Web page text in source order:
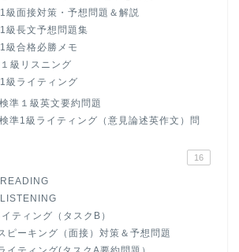
級面接対策・予想問題＆解説
級長文予想問題集
級合格必勝メモ
級リスニング
級ライティング
準１級英文要約問題
準1級ライティング（意見論述英作文）問
16
ティング（タスクB）
ピーキング（面接）対策＆予想問題